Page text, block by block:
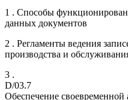
1 . Способы
данных документов
2 . Регламенты ведения
производства и
3 .
D/03.7
Обеспечение